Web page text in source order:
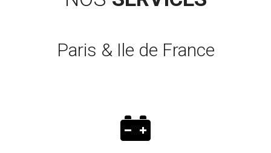
Paris & Ile de France